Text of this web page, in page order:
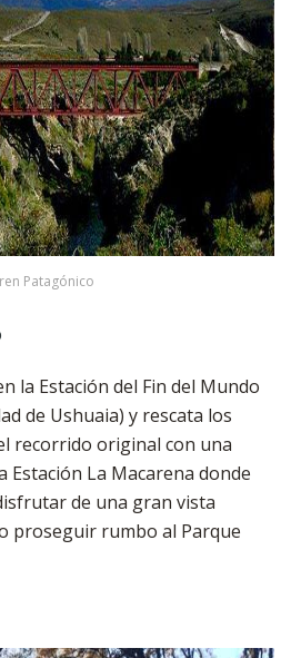
Patagónico
la Estación del Fin del Mundo
de Ushuaia) y rescata los
recorrido original con una
Estación La Macarena donde
de una gran vista
proseguir rumbo al Parque